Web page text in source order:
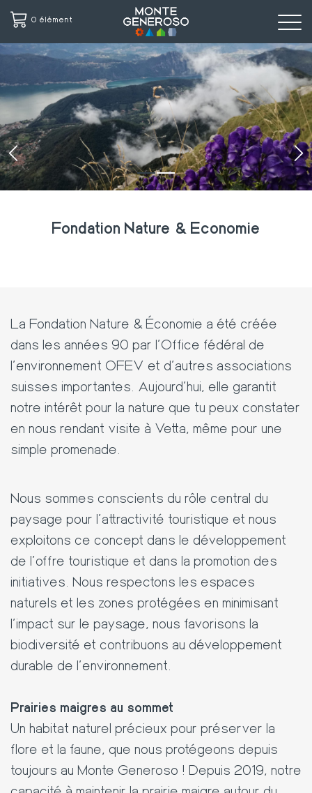
Aller
contenu
principal
0 élément
‹ ›
Fondation Nature & Economie
La Fondation Nature & Économie a été créée
dans les années 90 par l'Office fédéral de
l'environnement OFEV et d'autres associations
suisses importantes. Aujourd'hui, elle garantit
notre intérêt pour la nature que tu peux constater
en nous rendant visite à Vetta, même pour une
simple promenade.
Nous sommes conscients du rôle central du
paysage pour l'attractivité touristique et nous
exploitons ce concept dans le développement
de l'offre touristique et dans la promotion des
initiatives. Nous respectons les espaces
naturels et les zones protégées en minimisant
l'impact sur le paysage, nous favorisons la
biodiversité et contribuons au développement
durable de l'environnement.
Prairies maigres au sommet
Un habitat naturel précieux pour préserver la
flore et la faune, que nous protégeons depuis
toujours au Monte Generoso ! Depuis 2019, notre